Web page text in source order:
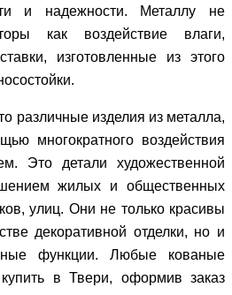
и надежности. Металлу не
как воздействие влаги,
изготовленные из этого
различные изделия из металла,
многократного воздействия
Это детали художественной
жилых и общественных
улиц. Они не только красивы
декоративной отделки, но и
функции. Любые кованые
в Твери, оформив заказ